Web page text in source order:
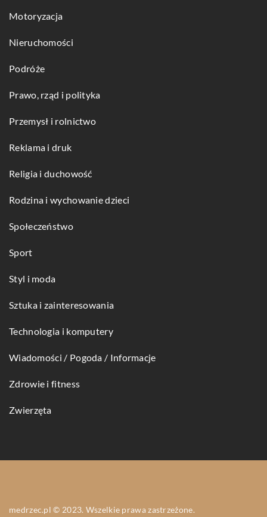
Motoryzacja
Nieruchomości
Podróże
Prawo, rząd i polityka
Przemysł i rolnictwo
Reklama i druk
Religia i duchowość
Rodzina i wychowanie dzieci
Społeczeństwo
Sport
Styl i moda
Sztuka i zainteresowania
Technologia i komputery
Wiadomości / Pogoda / Informacje
Zdrowie i fitness
Zwierzęta
medrzec.pl © 2023. Wszelkie prawa zastrzeżone.